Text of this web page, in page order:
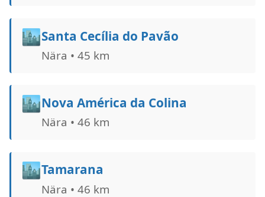
🏙️Santa Cecília do Pavão
Nära • 45 km
🏙️Nova América da Colina
Nära • 46 km
🏙️Tamarana
Nära • 46 km